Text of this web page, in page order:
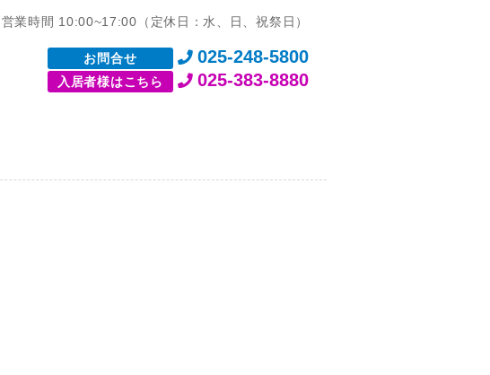
営業時間 10:00~17:00（定休日：水、日、祝祭日）
お問合せ 025-248-5800
入居者様はこちら 025-383-8880